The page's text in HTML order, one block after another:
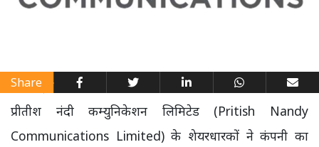
Share
प्रीतीश नंदी कम्युनिकेशन लिमिटेड (Pritish Nandy
Communications Limited) के शेयरधारकों ने कंपनी का